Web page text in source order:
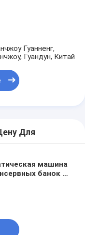
консервной банки
машина
туннелей
Гуанненг,
Гуандун, Китай
Для
машина
банок с